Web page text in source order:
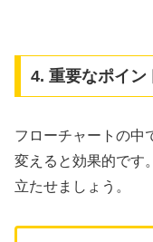
4. 重要なポイン
フローチャートの中
変えると効果的です
立たせましょう。